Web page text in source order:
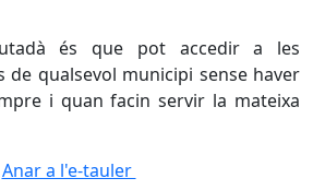
és que pot accedir a les
de qualsevol municipi sense haver
i quan facin servir la mateixa
Anar a l'e-tauler